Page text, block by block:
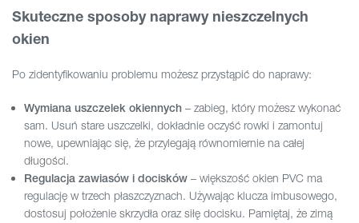
Skuteczne sposoby naprawy nieszczelnych
okien
Po zidentyfikowaniu problemu możesz przystąpić do naprawy:
Wymiana uszczelek okiennych – zabieg, który możesz wykonać
sam. Usuń stare uszczelki, dokładnie oczyść rowki i zamontuj
nowe, upewniając się, że przylegają równomiernie na całej
długości.
Regulacja zawiasów i docisków – większość okien PVC ma
regulację w trzech płaszczyznach. Używając klucza imbusowego,
dostosuj położenie skrzydła oraz siłę docisku. Pamiętaj, że zimą